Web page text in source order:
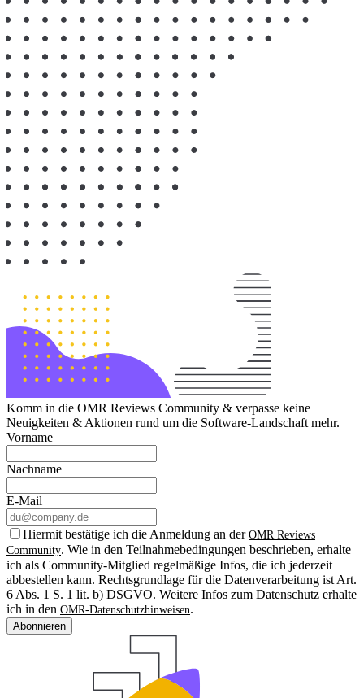
Komm in die OMR Reviews Community & verpasse keine
Neuigkeiten & Aktionen rund um die Software-Landschaft mehr.
Vorname
Nachname
E-Mail
Hiermit bestätige ich die Anmeldung an der OMR Reviews
Community. Wie in den Teilnahmebedingungen beschrieben, erhalte
ich als Community-Mitglied regelmäßige Infos, die ich jederzeit
abbestellen kann. Rechtsgrundlage für die Datenverarbeitung ist Art.
6 Abs. 1 S. 1 lit. b) DSGVO. Weitere Infos zum Datenschutz erhalte
ich in den OMR-Datenschutzhinweisen.
Abonnieren